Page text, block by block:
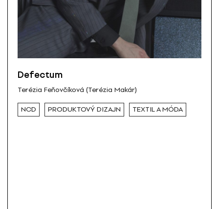
Defectum
Terézia Feňovčíková (Terézia Makár)
NCD PRODUKTOVÝ DIZAJN TEXTIL A MÓDA